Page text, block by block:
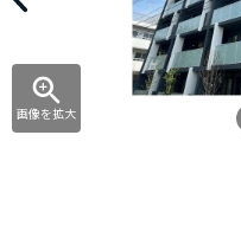
画像を拡大